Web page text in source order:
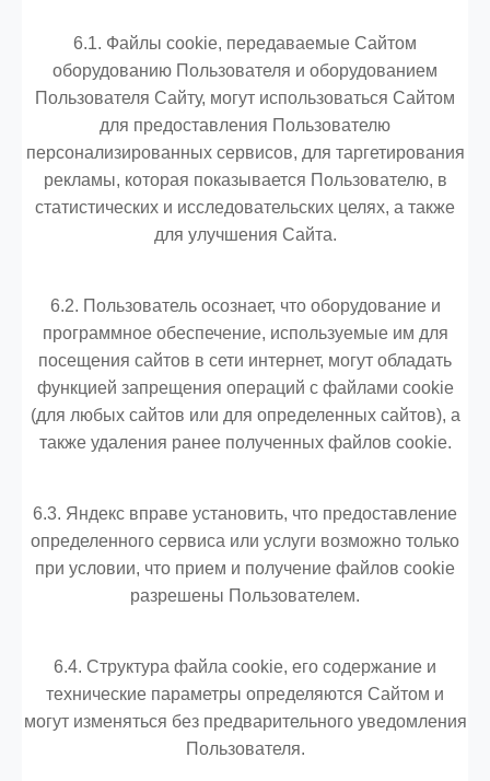
6.1. Файлы cookie, передаваемые Сайтом
оборудованию Пользователя и оборудованием
Пользователя Сайту, могут использоваться Сайтом
для предоставления Пользователю
персонализированных сервисов, для таргетирования
рекламы, которая показывается Пользователю, в
статистических и исследовательских целях, а также
для улучшения Сайта.
6.2. Пользователь осознает, что оборудование и
программное обеспечение, используемые им для
посещения сайтов в сети интернет, могут обладать
функцией запрещения операций с файлами cookie
(для любых сайтов или для определенных сайтов), а
также удаления ранее полученных файлов cookie.
6.3. Яндекс вправе установить, что предоставление
определенного сервиса или услуги возможно только
при условии, что прием и получение файлов cookie
разрешены Пользователем.
6.4. Структура файла cookie, его содержание и
технические параметры определяются Сайтом и
могут изменяться без предварительного уведомления
Пользователя.